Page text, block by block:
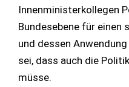
Innenministerkollegen
Bundesebene für einen
und dessen
sei, dass auch die
müsse.